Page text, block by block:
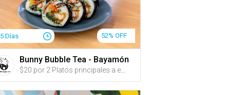
5 Días 52% OFF
Bunny Bubble Tea - Bayamón